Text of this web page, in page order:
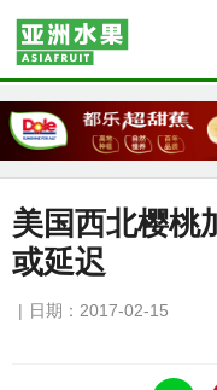
美国西北樱桃
或延迟
日期：2017-02-15
https://